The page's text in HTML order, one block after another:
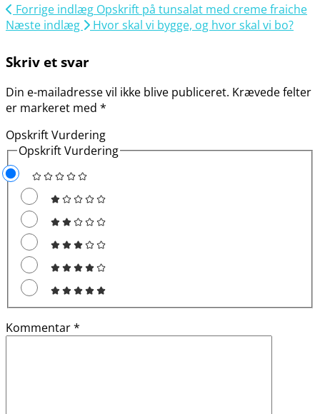
Forrige indlæg Opskrift på tunsalat med creme fraiche
Næste indlæg
Hvor skal vi bygge, og hvor skal vi bo?
Skriv et svar
Din e-mailadresse vil ikke blive publiceret. Krævede felter
er markeret med *
Opskrift Vurdering
Opskrift Vurdering
Kommentar*